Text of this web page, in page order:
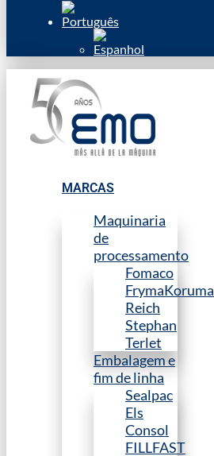
MARCAS
Maquinaria
de
processamento
Fomaco
FrymaKoruma
Reich
Stephan
Terlet
Embalagem e
fim de linha
Sealpac
Els
Consol
FILLFAST